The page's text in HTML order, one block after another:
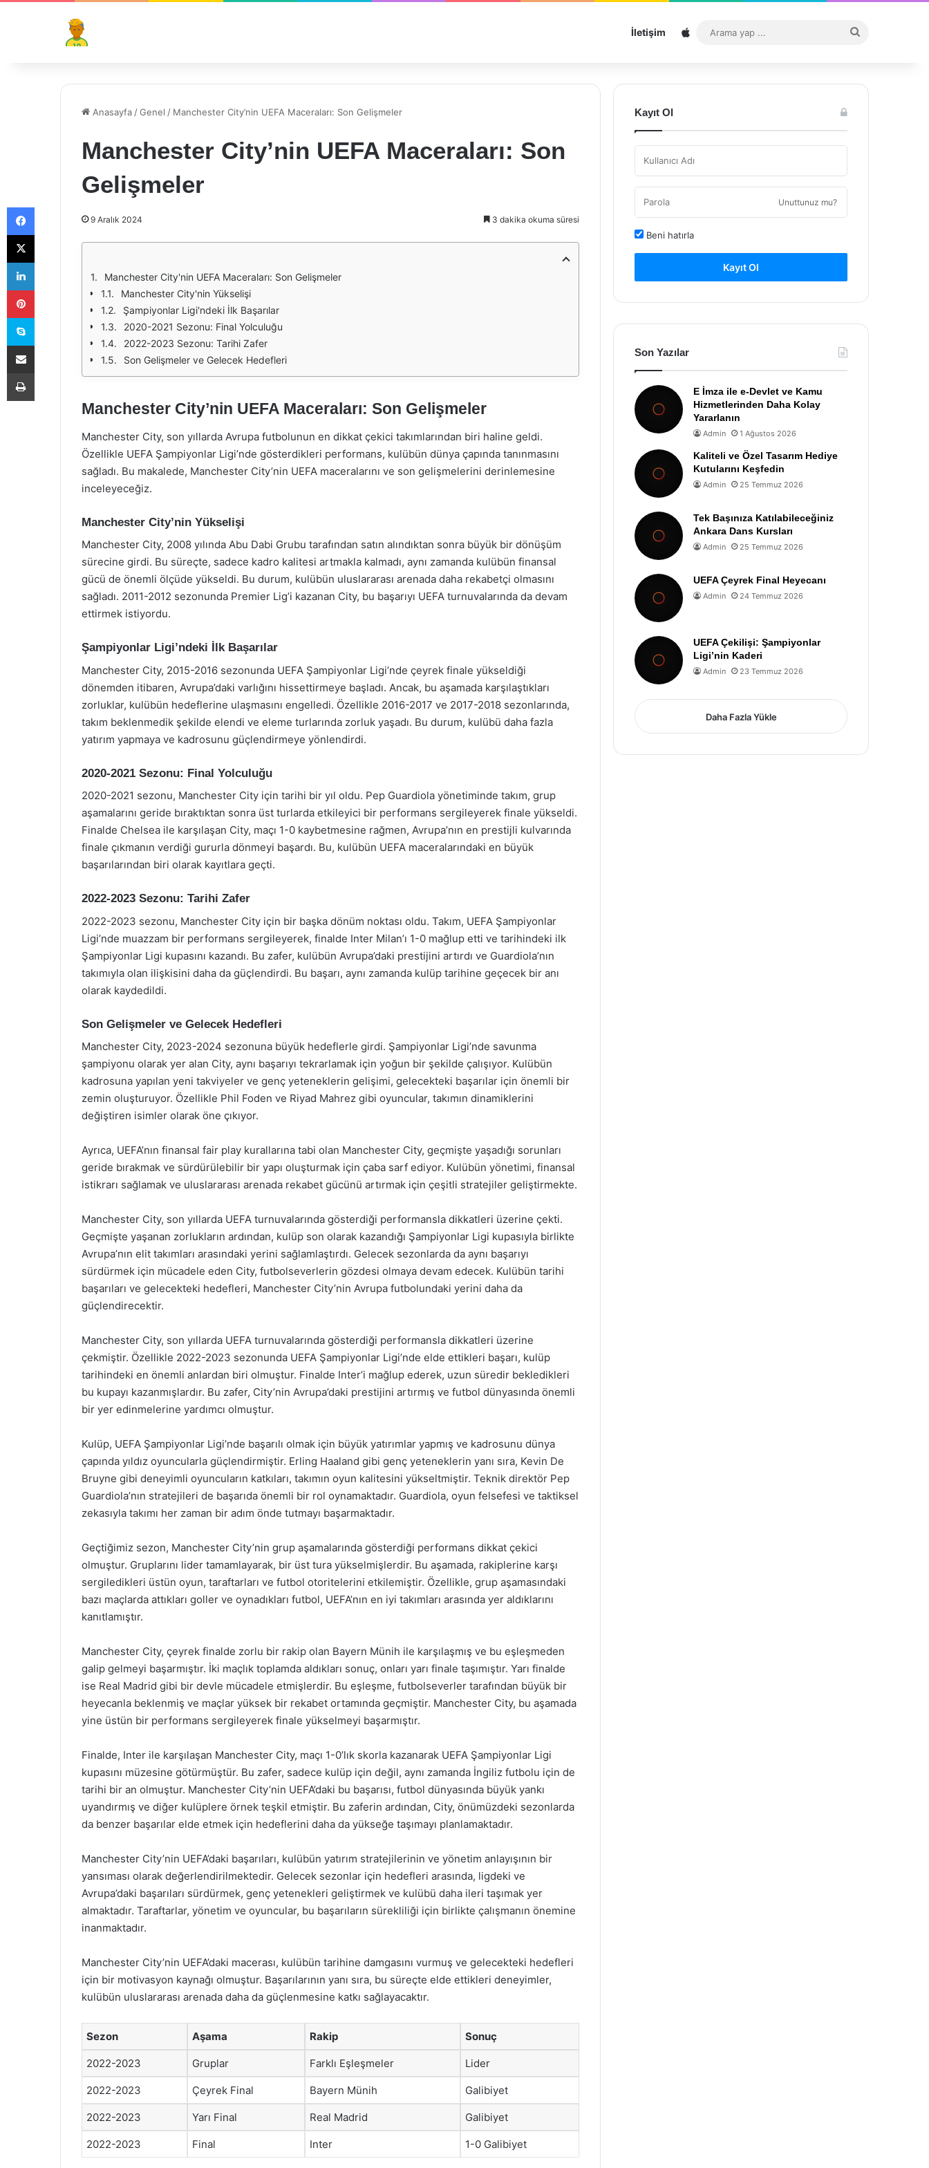
İletişim Sitemap
...
Anasayfa /Genel / Manchester City’nin UEFA Maceraları: Son Gelişmeler
Manchester City’nin UEFA Maceraları: Son
Gelişmeler
9 Aralık 2024 3 dakika okuma süresi
Manchester City'nin UEFA Maceraları: Son Gelişmeler
Manchester City'nin Yükselişi
Şampiyonlar Ligi'ndeki İlk Başarılar
2020-2021 Sezonu: Final Yolculuğu
2022-2023 Sezonu: Tarihi Zafer
Son Gelişmeler ve Gelecek Hedefleri
Manchester City’nin UEFA Maceraları: Son Gelişmeler
Manchester City, son yıllarda Avrupa futbolunun en dikkat çekici takımlarından biri haline geldi.
Özellikle UEFA Şampiyonlar Ligi’nde gösterdikleri performans, kulübün dünya çapında tanınmasını
sağladı. Bu makalede, Manchester City’nin UEFA maceralarını ve son gelişmelerini derinlemesine
inceleyeceğiz.
Manchester City’nin Yükselişi
Manchester City, 2008 yılında Abu Dabi Grubu tarafından satın alındıktan sonra büyük bir dönüşüm
sürecine girdi. Bu süreçte, sadece kadro kalitesi artmakla kalmadı, aynı zamanda kulübün finansal
gücü de önemli ölçüde yükseldi. Bu durum, kulübün uluslararası arenada daha rekabetçi olmasını
sağladı. 2011-2012 sezonunda Premier Lig’i kazanan City, bu başarıyı UEFA turnuvalarında da devam
ettirmek istiyordu.
Şampiyonlar Ligi’ndeki İlk Başarılar
Manchester City, 2015-2016 sezonunda UEFA Şampiyonlar Ligi’nde çeyrek finale yükseldiği
dönemden itibaren, Avrupa’daki varlığını hissettirmeye başladı. Ancak, bu aşamada karşılaştıkları
zorluklar, kulübün hedeflerine ulaşmasını engelledi. Özellikle 2016-2017 ve 2017-2018 sezonlarında,
takım beklenmedik şekilde elendi ve eleme turlarında zorluk yaşadı. Bu durum, kulübü daha fazla
yatırım yapmaya ve kadrosunu güçlendirmeye yönlendirdi.
2020-2021 Sezonu: Final Yolculuğu
2020-2021 sezonu, Manchester City için tarihi bir yıl oldu. Pep Guardiola yönetiminde takım, grup
aşamalarını geride bıraktıktan sonra üst turlarda etkileyici bir performans sergileyerek finale yükseldi.
Finalde Chelsea ile karşılaşan City, maçı 1-0 kaybetmesine rağmen, Avrupa’nın en prestijli kulvarında
finale çıkmanın verdiği gururla dönmeyi başardı. Bu, kulübün UEFA maceralarındaki en büyük
başarılarından biri olarak kayıtlara geçti.
2022-2023 Sezonu: Tarihi Zafer
2022-2023 sezonu, Manchester City için bir başka dönüm noktası oldu. Takım, UEFA Şampiyonlar
Ligi’nde muazzam bir performans sergileyerek, finalde Inter Milan’ı 1-0 mağlup etti ve tarihindeki ilk
Şampiyonlar Ligi kupasını kazandı. Bu zafer, kulübün Avrupa’daki prestijini artırdı ve Guardiola’nın
takımıyla olan ilişkisini daha da güçlendirdi. Bu başarı, aynı zamanda kulüp tarihine geçecek bir anı
olarak kaydedildi.
Son Gelişmeler ve Gelecek Hedefleri
Manchester City, 2023-2024 sezonuna büyük hedeflerle girdi. Şampiyonlar Ligi’nde savunma
şampiyonu olarak yer alan City, aynı başarıyı tekrarlamak için yoğun bir şekilde çalışıyor. Kulübün
kadrosuna yapılan yeni takviyeler ve genç yeteneklerin gelişimi, gelecekteki başarılar için önemli bir
zemin oluşturuyor. Özellikle Phil Foden ve Riyad Mahrez gibi oyuncular, takımın dinamiklerini
değiştiren isimler olarak öne çıkıyor.
Ayrıca, UEFA’nın finansal fair play kurallarına tabi olan Manchester City, geçmişte yaşadığı sorunları
geride bırakmak ve sürdürülebilir bir yapı oluşturmak için çaba sarf ediyor. Kulübün yönetimi, finansal
istikrarı sağlamak ve uluslararası arenada rekabet gücünü artırmak için çeşitli stratejiler geliştirmekte.
Manchester City, son yıllarda UEFA turnuvalarında gösterdiği performansla dikkatleri üzerine çekti.
Geçmişte yaşanan zorlukların ardından, kulüp son olarak kazandığı Şampiyonlar Ligi kupasıyla birlikte
Avrupa’nın elit takımları arasındaki yerini sağlamlaştırdı. Gelecek sezonlarda da aynı başarıyı
sürdürmek için mücadele eden City, futbolseverlerin gözdesi olmaya devam edecek. Kulübün tarihi
başarıları ve gelecekteki hedefleri, Manchester City’nin Avrupa futbolundaki yerini daha da
güçlendirecektir.
Manchester City, son yıllarda UEFA turnuvalarında gösterdiği performansla dikkatleri üzerine
çekmiştir. Özellikle 2022-2023 sezonunda UEFA Şampiyonlar Ligi’nde elde ettikleri başarı, kulüp
tarihindeki en önemli anlardan biri olmuştur. Finalde Inter’i mağlup ederek, uzun süredir bekledikleri
bu kupayı kazanmışlardır. Bu zafer, City’nin Avrupa’daki prestijini artırmış ve futbol dünyasında önemli
bir yer edinmelerine yardımcı olmuştur.
Kulüp, UEFA Şampiyonlar Ligi’nde başarılı olmak için büyük yatırımlar yapmış ve kadrosunu dünya
çapında yıldız oyuncularla güçlendirmiştir. Erling Haaland gibi genç yeteneklerin yanı sıra, Kevin De
Bruyne gibi deneyimli oyuncuların katkıları, takımın oyun kalitesini yükseltmiştir. Teknik direktör Pep
Guardiola’nın stratejileri de başarıda önemli bir rol oynamaktadır. Guardiola, oyun felsefesi ve taktiksel
zekasıyla takımı her zaman bir adım önde tutmayı başarmaktadır.
Geçtiğimiz sezon, Manchester City’nin grup aşamalarında gösterdiği performans dikkat çekici
olmuştur. Gruplarını lider tamamlayarak, bir üst tura yükselmişlerdir. Bu aşamada, rakiplerine karşı
sergiledikleri üstün oyun, taraftarları ve futbol otoritelerini etkilemiştir. Özellikle, grup aşamasındaki
bazı maçlarda attıkları goller ve oynadıkları futbol, UEFA’nın en iyi takımları arasında yer aldıklarını
kanıtlamıştır.
Manchester City, çeyrek finalde zorlu bir rakip olan Bayern Münih ile karşılaşmış ve bu eşleşmeden
galip gelmeyi başarmıştır. İki maçlık toplamda aldıkları sonuç, onları yarı finale taşımıştır. Yarı finalde
ise Real Madrid gibi bir devle mücadele etmişlerdir. Bu eşleşme, futbolseverler tarafından büyük bir
heyecanla beklenmiş ve maçlar yüksek bir rekabet ortamında geçmiştir. Manchester City, bu aşamada
yine üstün bir performans sergileyerek finale yükselmeyi başarmıştır.
Finalde, Inter ile karşılaşan Manchester City, maçı 1-0’lık skorla kazanarak UEFA Şampiyonlar Ligi
kupasını müzesine götürmüştür. Bu zafer, sadece kulüp için değil, aynı zamanda İngiliz futbolu için de
tarihi bir an olmuştur. Manchester City’nin UEFA’daki bu başarısı, futbol dünyasında büyük yankı
uyandırmış ve diğer kulüplere örnek teşkil etmiştir. Bu zaferin ardından, City, önümüzdeki sezonlarda
da benzer başarılar elde etmek için hedeflerini daha da yükseğe taşımayı planlamaktadır.
Manchester City’nin UEFA’daki başarıları, kulübün yatırım stratejilerinin ve yönetim anlayışının bir
yansıması olarak değerlendirilmektedir. Gelecek sezonlar için hedefleri arasında, ligdeki ve
Avrupa’daki başarıları sürdürmek, genç yetenekleri geliştirmek ve kulübü daha ileri taşımak yer
almaktadır. Taraftarlar, yönetim ve oyuncular, bu başarıların sürekliliği için birlikte çalışmanın önemine
inanmaktadır.
Manchester City’nin UEFA’daki macerası, kulübün tarihine damgasını vurmuş ve gelecekteki hedefleri
için bir motivasyon kaynağı olmuştur. Başarılarının yanı sıra, bu süreçte elde ettikleri deneyimler,
kulübün uluslararası arenada daha da güçlenmesine katkı sağlayacaktır.
Sezon Aşama Rakip Sonuç
2022-2023 Gruplar Farklı Eşleşmeler Lider
2022-2023 Çeyrek Final Bayern Münih Galibiyet
2022-2023 Yarı Final Real Madrid Galibiyet
2022-2023 Final Inter 1-0 Galibiyet
Kayıt Ol
Unuttunuz mu?
Beni hatırla
Kayıt Ol
Son Yazılar
E İmza ile e-Devlet ve Kamu
Hizmetlerinden Daha Kolay
Yararlanın
Admin 1 Ağustos 2026
Kaliteli ve Özel Tasarım Hediye
Kutularını Keşfedin
Admin 25 Temmuz 2026
Tek Başınıza Katılabileceğiniz
Ankara Dans Kursları
Admin 25 Temmuz 2026
UEFA Çeyrek Final Heyecanı
Admin 24 Temmuz 2026
UEFA Çekilişi: Şampiyonlar
Ligi’nin Kaderi
Admin 23 Temmuz 2026
Daha Fazla Yükle
Facebook
X
LinkedIn
Pinterest
Skype
E-Posta ile paylaş